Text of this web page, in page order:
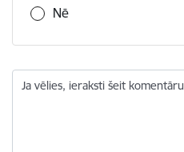
Nē
Ja vēlies, ieraksti šeit komentāru